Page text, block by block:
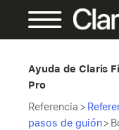
Ayuda de Claris
Pro
Referencia >
pasos de guión>